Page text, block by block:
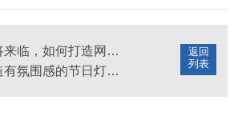
返回
列表
春节即将来临，如何打造网红打卡地灯光亮化工程？
如何打造有氛围感的节日灯光亮化工程？